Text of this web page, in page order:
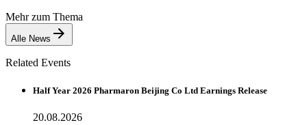
Mehr zum Thema
Alle News
Related Events
Half Year 2026 Pharmaron Beijing Co Ltd Earnings Release
20.08.2026